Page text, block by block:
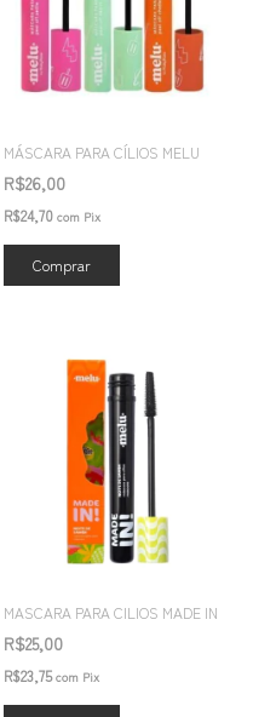
MÁSCARA PARA CÍLIOS MELU
R$26,00
R$24,70 com Pix
Comprar
MASCARA PARA CILIOS MADE IN
R$25,00
R$23,75com Pix